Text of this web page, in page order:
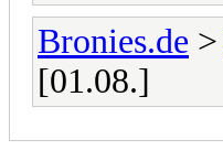
Bronies.de >
[01.08.]